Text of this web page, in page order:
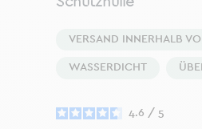
VERSAND INNERHALB
WASSERDICHT
4.6 / 5